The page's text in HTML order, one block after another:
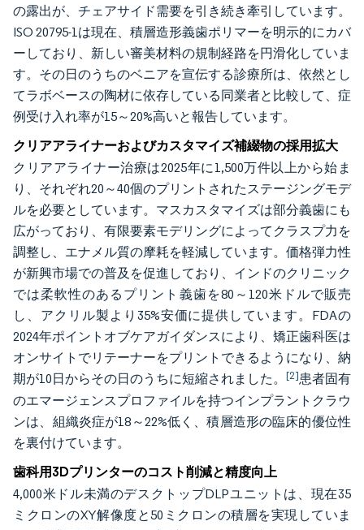
の露出が、チェアサイド需要を引き続き牽引しています。
ISO 20795-1は現在、積層造形義歯ポリマーを明示的にカバ
ーしており、新しい審美材料の規制経路を円滑化していま
す。その日のうちのベニアを宣伝する診療所は、依然とし
てラボベースの陶材に依存している同業者と比較して、症
例受け入れ率が15～20%高いと報告しています。
クリアアライナーおよびカスタマイズ補綴物の採用拡大
クリアアライナー治療は2025年に1,500万件以上から始ま
り、それぞれ20～40個のプリントされたステージングモデ
ルを必要としています。マスカスタマイズは部分義歯にも
広がっており、有限要素モデリングによってクラスプ力を
調整し、エナメル質の摩耗を軽減しています。価格弾力性
が新興市場での普及を促進しており、インドのクリニック
では柔軟性のあるプリント義歯を80～120米ドルで販売
し、アクリル製より35%安価に提供しています。FDAの
2024年ポイントオブケアガイダンスにより、矯正歯科医は
オンサイトでリテーナーをプリントできるようになり、納
期が10日からその日のうちに短縮されました。 [2]患者固有
のエマージェンスプロファイルを持つインプラントクラウ
ンは、組織炎症が18～22%低く、積層造形の臨床的優位性
を裏付けています。
歯科用3Dプリンターのコスト削減と精度向上
4,000米ドル未満のデスクトップDLPユニットは、現在35
ミクロンのXY解像度と50ミクロンの積層を実現していま